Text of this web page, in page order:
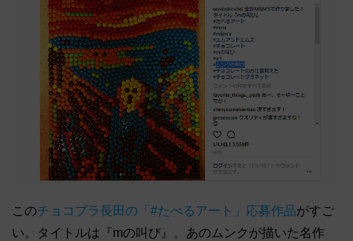
このチョコプラ長田の「#たべるアート」応募作品がすご
い。タイトルは『mの叫び』。あのムンクが描いた名作